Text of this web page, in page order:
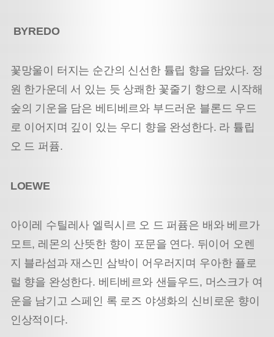
BYREDO
꽃망울이 터지는 순간의 신선한 튤립 향을 담았다. 정
원 한가운데 서 있는 듯 상쾌한 꽃줄기 향으로 시작해
숲의 기운을 담은 베티베르와 부드러운 블론드 우드
로 이어지며 깊이 있는 우디 향을 완성한다. 라 튤립
오 드 퍼퓸.
LOEWE
아이레 수틸레사 엘릭시르 오 드 퍼퓸은 배와 베르가
모트, 레몬의 산뜻한 향이 포문을 연다. 뒤이어 오렌
지 블라섬과 재스민 삼박이 어우러지며 우아한 플로
럴 향을 완성한다. 베티베르와 샌들우드, 머스크가 여
운을 남기고 스페인 록 로즈 야생화의 신비로운 향이
인상적이다.